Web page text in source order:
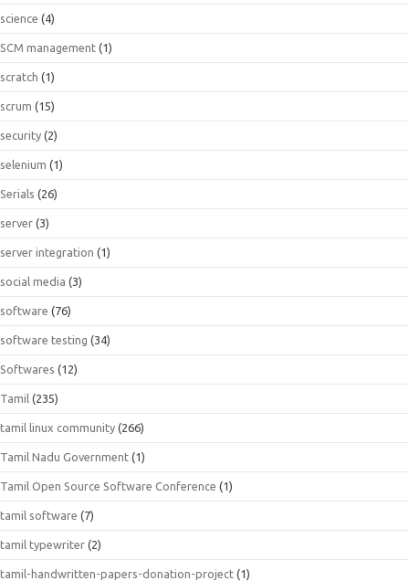
science (4)
SCM management (1)
scratch (1)
scrum (15)
security (2)
selenium (1)
Serials (26)
server (3)
server integration (1)
social media (3)
software (76)
software testing (34)
Softwares (12)
Tamil (235)
tamil linux community (266)
Tamil Nadu Government (1)
Tamil Open Source Software Conference (1)
tamil software (7)
tamil typewriter (2)
tamil-handwritten-papers-donation-project (1)